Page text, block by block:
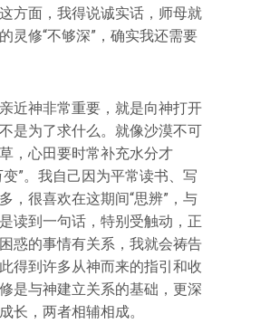
方面，我得说诚实话，师母就
灵修“不够深”，确实我还需要
近神非常重要，就是向神打开
是为了求什么。就像沙漠不可
，心田要时常补充水分才
”。我自己因为平常读书、写
，很喜欢在这期间“思辨”，与
读到一句话，特别受触动，正
惑的事情有关系，我就会祷告
得到许多从神而来的指引和收
是与神建立关系的基础，更深
长，两者相辅相成。